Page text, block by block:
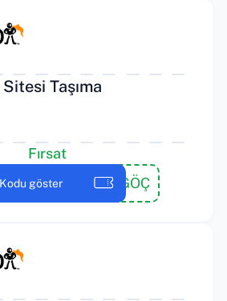
Taşıma
Fırsat
ÖZGÜR GÖÇ
Kodu göster